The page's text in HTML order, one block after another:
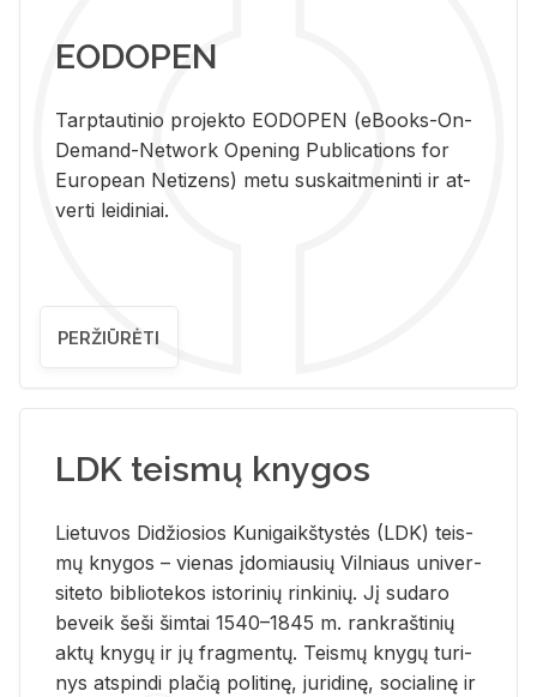
EODOPEN
Tarp­tau­ti­nio pro­jek­to EO­DO­PEN (eBo­oks-On-
De­mand-Ne­twork Ope­ning Pub­li­ca­tions for
Eu­ro­pe­an Ne­ti­zens) metu su­skait­me­nin­ti ir at­
ver­ti lei­di­niai.
PERŽIŪRĖTI
LDK teismų knygos
Lie­tu­vos Di­džio­sios Ku­ni­gaikš­tys­tės (LDK) teis­
mų kny­gos – vie­nas įdo­miau­sių Vil­niaus uni­ver­
si­te­to bi­b­lio­te­kos is­to­ri­nių rin­ki­nių. Jį su­da­ro
be­veik šeši šim­tai 1540–1845 m. rank­raš­ti­nių
aktų kny­gų ir jų frag­men­tų. Teis­mų kny­gų tu­ri­
nys at­spin­di pla­čią po­li­ti­nę, ju­ri­di­nę, so­cia­li­nę ir